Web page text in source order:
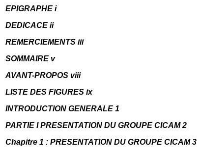
EPIGRAPHE i
DEDICACE ii
REMERCIEMENTS iii
SOMMAIRE v
AVANT-PROPOS viii
LISTE DES FIGURES ix
INTRODUCTION GENERALE 1
PARTIE I PRESENTATION DU GROUPE CICAM 2
Chapitre 1 : PRESENTATION DU GROUPE CICAM 3